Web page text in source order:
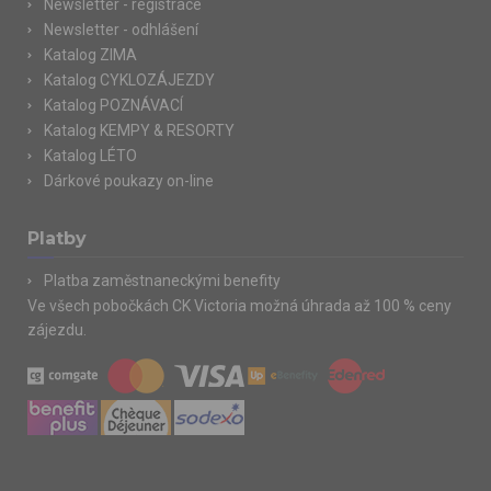
Newsletter - registrace
Newsletter - odhlášení
Katalog ZIMA
Katalog CYKLOZÁJEZDY
Katalog POZNÁVACÍ
Katalog KEMPY & RESORTY
Katalog LÉTO
Dárkové poukazy on-line
Platby
Platba zaměstnaneckými benefity
Ve všech pobočkách CK Victoria možná úhrada až 100 % ceny
zájezdu.